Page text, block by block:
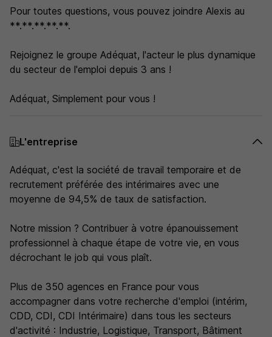
Pour toutes questions, vous pouvez joindre Alexis au
**.**.**.**.**.
Rejoignez le groupe Adéquat, l'acteur le plus dynamique
du secteur de l'emploi depuis 3 ans !
Adéquat, Simplement pour vous !
L'entreprise
Adéquat, c'est la société de travail temporaire et de
recrutement préférée des intérimaires avec une
moyenne de 94,5% de taux de satisfaction.
Notre mission ? Contribuer à votre épanouissement
professionnel à chaque étape de votre vie, en vous
décrochant le job qui vous plaît.
Plus de 350 agences en France pour vous
accompagner dans votre recherche d'emploi (intérim,
CDD, CDI, CDI Intérimaire) dans tous les secteurs
d'activité : Industrie, Logistique, Transport, Bâtiment